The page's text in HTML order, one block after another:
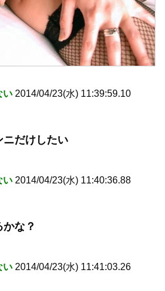
い 2014/04/23(水) 11:39:59.10
ニだけしたい
い 2014/04/23(水) 11:40:36.88
な？
い 2014/04/23(水) 11:41:03.26